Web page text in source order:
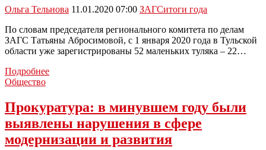
родилось
11
328,
а
умерло
412
Ольга Тельнова 11.01.2020 07:00 ЗАГСитоги года
По словам председателя регионального комитета по делам
ЗАГС Татьяны Абросимовой, с 1 января 2020 года в Тульской
области уже зарегистрированы 52 маленьких туляка – 22…
ПодробнееВ
регионе
появились
свет
Общество
Прокуратура: в минувшем году были
выявлены нарушения в сфере
модернизации и развития